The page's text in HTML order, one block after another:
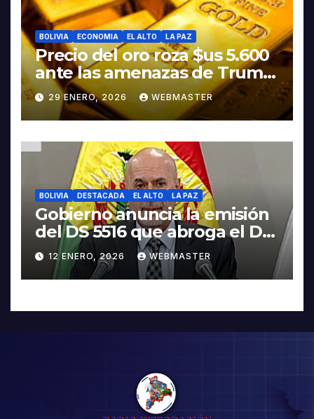
BOLIVIA ECONOMIA EL ALTO LA PAZ
Precio del oro roza $us 5.600
ante las amenazas de Trump
contra Irán
29 ENERO, 2026 WEBMASTER
BOLIVIA DESTACADA EL ALTO LA PAZ
Gobierno anuncia la emisión
del DS 5516 que abroga el DS
5503
12 ENERO, 2026 WEBMASTER